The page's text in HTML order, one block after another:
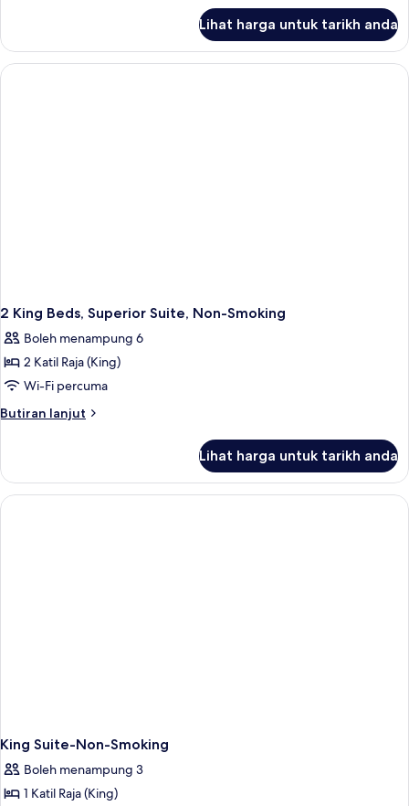
Non
Smoking
Room,
Berbilang
Katil,
Lihat harga untuk tarikh anda
2 King Beds, Superior Suite, Non-Smoking
Boleh menampung 6
2 Katil Raja (King)
Wi-Fi percuma
Butiran lanjut
Butiran
King
Beds,
Superior
Lihat harga untuk tarikh anda
King Suite-Non-Smoking
Boleh menampung 3
1 Katil Raja (King)